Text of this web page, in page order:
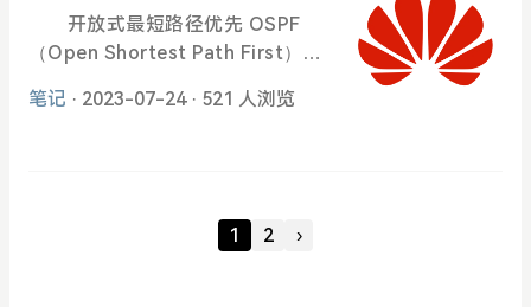
板的设备的方式来增加带宽，但这
种方案需要付出高额的费用，而且
不够灵活。 采用链路聚合技术
可以在不进行硬件升级的条件下，
链路聚合采用备份链路的机制，可
以有效的提高设备之间链路的可靠
就和在一个LAN内一样，而VLAN间
则不能直接互通，这样，广播报文
就被限制在一个VLAN内。
开放式最短路径优先 OSPF
（Open Shortest Path First）是 I
的内部网关协议（Interior Gatewa
网关协议。由于 RIP 是基于距离矢
量算法的路由协议，存在着收敛
笔记 · 2023-07-24 · 521 人浏览
1 2 ›